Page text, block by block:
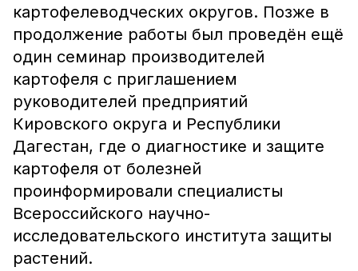
картофелеводческих округов. Позже в
продолжение работы был проведён ещё
один семинар производителей
картофеля с приглашением
руководителей предприятий
Кировского округа и Республики
Дагестан, где о диагностике и защите
картофеля от болезней
проинформировали специалисты
Всероссийского научно-
исследовательского института защиты
растений.